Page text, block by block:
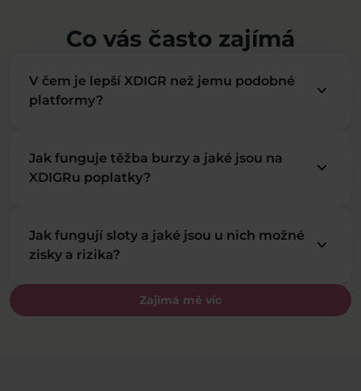
Co vás často zajímá
Zajímá mě víc
V čem je lepší XDIGR než jemu podobné
platformy?
keyboard_arrow_down
Jak funguje těžba burzy a jaké jsou na
XDIGRu poplatky?
keyboard_arrow_down
Jak fungují sloty a jaké jsou u nich možné
zisky a rizika?
keyboard_arrow_down